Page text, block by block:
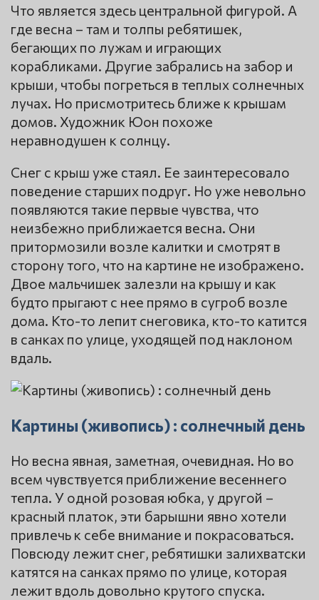
Что является здесь центральной фигурой. А
где весна – там и толпы ребятишек,
бегающих по лужам и играющих
корабликами. Другие забрались на забор и
крыши, чтобы погреться в теплых солнечных
лучах. Но присмотритесь ближе к крышам
домов. Художник Юон похоже
неравнодушен к солнцу.
Снег с крыш уже стаял. Ее заинтересовало
поведение старших подруг. Но уже невольно
появляются такие первые чувства, что
неизбежно приближается весна. Они
притормозили возле калитки и смотрят в
сторону того, что на картине не изображено.
Двое мальчишек залезли на крышу и как
будто прыгают с нее прямо в сугроб возле
дома. Кто-то лепит снеговика, кто-то катится
в санках по улице, уходящей под наклоном
вдаль.
Картины (живопись) : солнечный день
Но весна явная, заметная, очевидная. Но во
всем чувствуется приближение весеннего
тепла. У одной розовая юбка, у другой –
красный платок, эти барышни явно хотели
привлечь к себе внимание и покрасоваться.
Повсюду лежит снег, ребятишки залихватски
катятся на санках прямо по улице, которая
лежит вдоль довольно крутого спуска.